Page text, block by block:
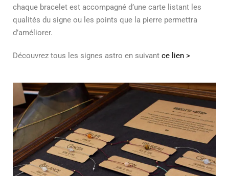
chaque bracelet est accompagné d’une carte listant les
qualités du signe ou les points que la pierre permettra
d’améliorer.
Découvrez tous les signes astro en suivant ce lien >